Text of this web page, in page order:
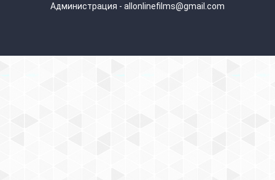
Администрация - allonlinefilms@gmail.com